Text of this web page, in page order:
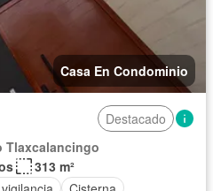
Casa En Condominio
Destacado
Tlaxcalancingo
313 m²